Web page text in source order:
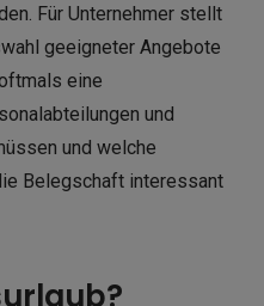
Für Unternehmer stellt
geeigneter Angebote
eine
und
und welche
Belegschaft interessant